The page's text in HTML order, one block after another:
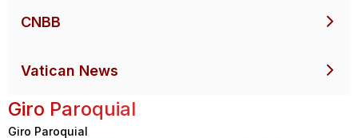
CNBB
Vatican News
Giro Paroquial
Giro Paroquial